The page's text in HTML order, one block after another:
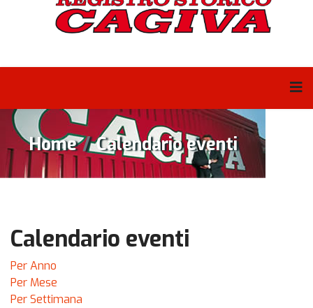
Home Calendario eventi
Calendario eventi
Per Anno
Per Mese
Per Settimana